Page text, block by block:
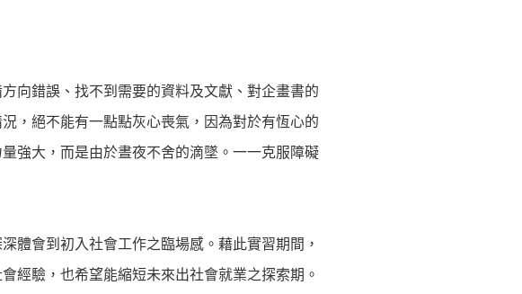
向錯誤、找不到需要的資料及文獻、對企畫書的
，絕不能有一點點灰心喪氣，因為對於有恆心的
強大，而是由於晝夜不舍的滴墜。一一克服障礙
體會到初入社會工作之臨場感。藉此實習期間，
經驗，也希望能縮短未來出社會就業之探索期。